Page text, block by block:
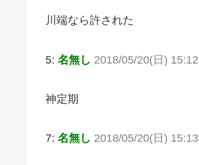
川端なら許された
5: 名無し 2018/05/20(日)
神定期
7: 名無し 2018/05/20(日)